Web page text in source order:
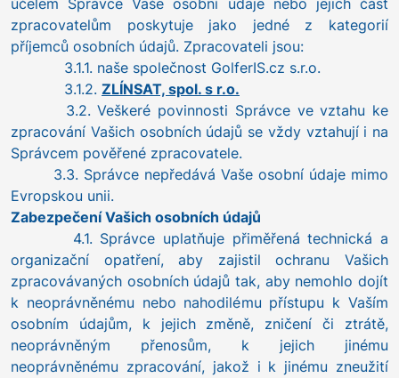
účelem Správce Vaše osobní údaje nebo jejich část
zpracovatelům poskytuje jako jedné z kategorií
příjemců osobních údajů. Zpracovateli jsou:
3.1.1. naše společnost GolferIS.cz s.r.o.
3.1.2. ZLÍNSAT, spol. s r.o.
3.2. Veškeré povinnosti Správce ve vztahu ke
zpracování Vašich osobních údajů se vždy vztahují i na
Správcem pověřené zpracovatele.
3.3. Správce nepředává Vaše osobní údaje mimo
Evropskou unii.
Zabezpečení Vašich osobních údajů
4.1. Správce uplatňuje přiměřená technická a
organizační opatření, aby zajistil ochranu Vašich
zpracovávaných osobních údajů tak, aby nemohlo dojít
k neoprávněnému nebo nahodilému přístupu k Vaším
osobním údajům, k jejich změně, zničení či ztrátě,
neoprávněným přenosům, k jejich jinému
neoprávněnému zpracování, jakož i k jinému zneužití